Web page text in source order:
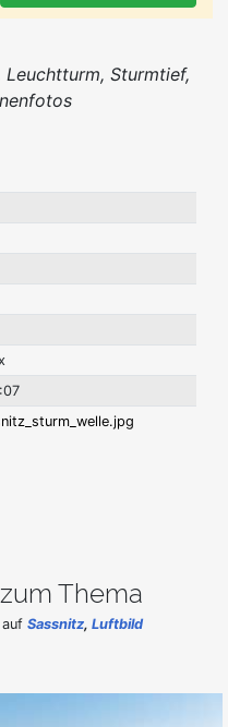
Leuchtturm, Sturmtief,
Thema
Sassnitz, Luftbild